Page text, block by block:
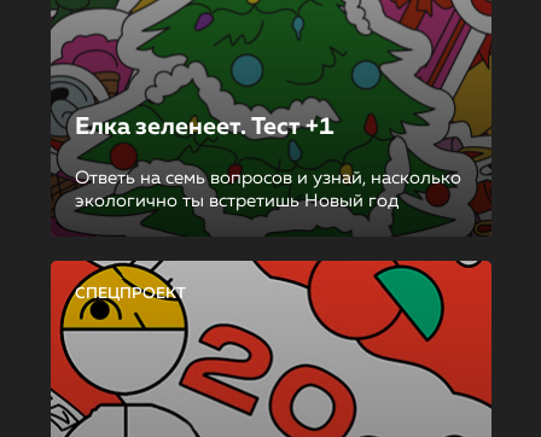
Елка зеленеет. Тест +1
Ответь на семь вопросов и узнай, насколько
экологично ты встретишь Новый год
СПЕЦПРОЕКТ